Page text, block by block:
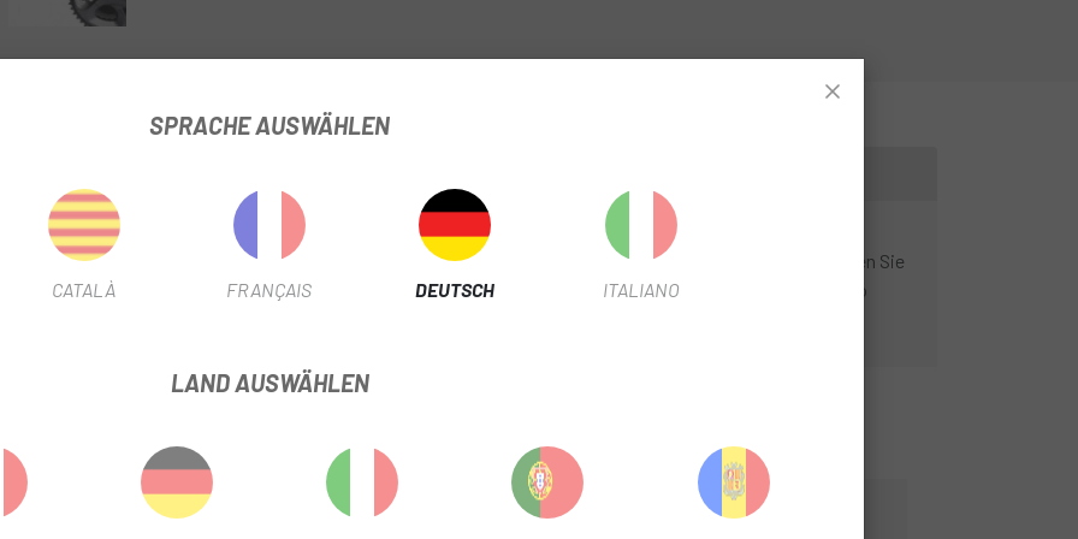
TRITTFREQUENZSENSOR (BT/ANT+)
kleine Lösung zum Messen von Trittfrequenzdaten beim Treten.
der Kurbel Ihres Fahrrads installieren. Mit den Dualband-Technologien Bluetooth Smart und ANT+ können Sie
herstellen und Daten auf diesen anzeigen. Das Sammeln von Trittfrequenzdaten war noch nie so
SPRACHE AUSWÄHLEN
CATALÀ FRANÇAIS DEUTSCH ITALIANO
LAND AUSWÄHLEN